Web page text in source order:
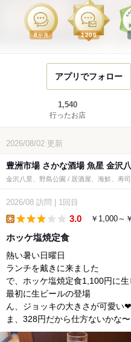
8か月 1200
アプリでフォロー
1,540
行ったお店
2026/08/02 更新
豊洲市場 さかな酒場 魚星 金沢
金沢八景、野島公園 / 居酒屋、海鮮、寿司
2026/08 訪問 1回目
3.0 ￥1,000～
ホッケ塩焼定食
熱い暑い日曜日
ランチを戴きに来ました
で、ホッケ塩焼定食1,100円に
最初に生ビールの登場
ん、ジョッキの大きさが可愛い❤
ま、328円だから仕方ないかな〜